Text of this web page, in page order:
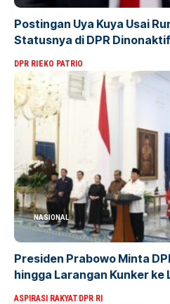
Postingan Uya Kuya Usai
Statusnya di DPR
DPR RIEKO PATRIO
NASIONAL
Presiden Prabowo Minta
hingga Larangan Kunker ke
ASPIRASI RAKYATDPR RI